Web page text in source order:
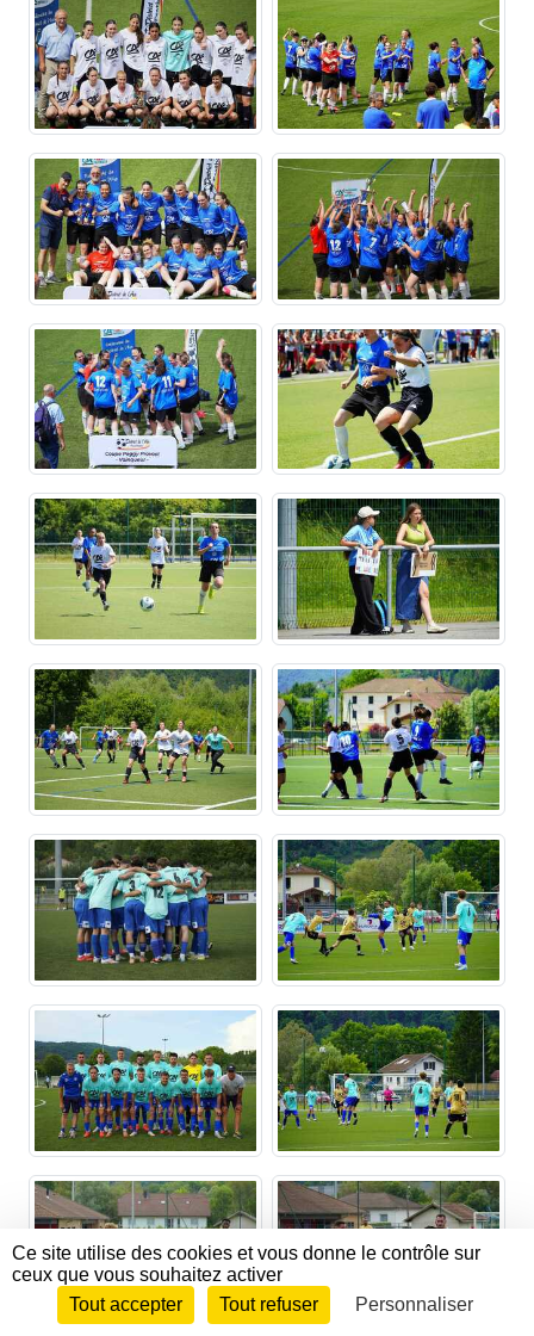
Envie de participer ? CONNEXION
Ce site utilise des cookies et vous donne le contrôle sur
ceux que vous souhaitez activer
Tout accepter
Tout refuser Personnaliser